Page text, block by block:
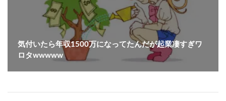
気付いたら年収1500万になってたんだが起業凄すぎワ
ロタwwwww